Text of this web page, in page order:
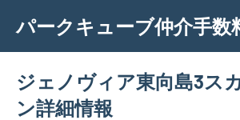
content
パークキューブ仲介手数
ジェノヴィア東向島3ス
ン詳細情報